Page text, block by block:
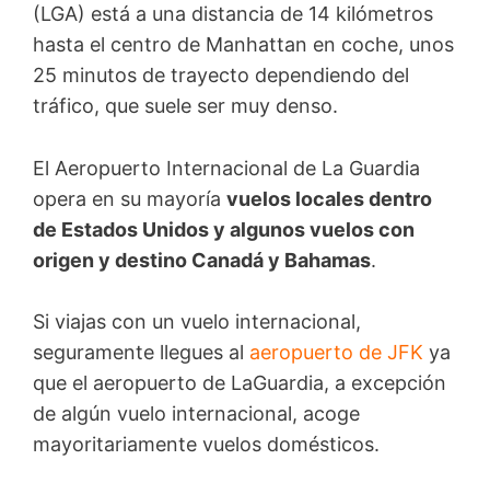
(LGA) está a una distancia de 14 kilómetros
hasta el centro de Manhattan en coche, unos
25 minutos de trayecto dependiendo del
tráfico, que suele ser muy denso.
El Aeropuerto Internacional de La Guardia
opera en su mayoría vuelos locales dentro
de Estados Unidos y algunos vuelos con
origen y destino Canadá y Bahamas.
Si viajas con un vuelo internacional,
seguramente llegues al aeropuerto de JFK ya
que el aeropuerto de LaGuardia, a excepción
de algún vuelo internacional, acoge
mayoritariamente vuelos domésticos.